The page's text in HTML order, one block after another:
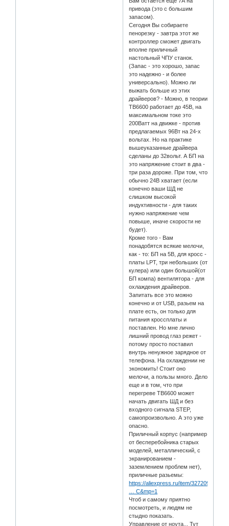
привода (это с большим
запасом).
Сегодня Вы собираете
пенорезку - завтра этот же
контроллер сможет двигать
вполне приличный
настольный ЧПУ станок.
(Запас - это хорошо, запас
это надежно - и более
универсально). Можно ли
выжать больше из этих
драйверов? - Можно, в теории
TB6600 работает до 45В, на
максимальном токе это
200Ватт на движке - против
предлагаемых 96Вт на 24-х
вольтах. Но на практике
вышеуказанные драйвера
сделаны до 32вольт. А БП на
это напряжение стоит в два -
три раза дороже. При том, что
обычно 24В хватает (если
конечно ваши ШД не
слишком высокой
индуктивности - для таких
нужно напряжение чем
повыше, иначе скорости не
будет).
Кроме того - Вам
понадобятся всякие мелочи,
как - то: БП на 5В, для кросс -
платы LPT, три небольших (от
кулера) или один большой(от
БП компа) вентилятора - для
охлаждения драйверов.
Запитать все это можно
конечно и от USB, разьем на
плате есть, он только для
питания кроссплаты и
поставлен. Но мне лично
лишний провод глаз режет -
потому просто поставил
внутрь ненужное зарядное от
телефона. На охлаждении не
экономить! Стоит оно
мелочи, а пользы много. Дело
еще и в том, что при
перегреве ТВ6600 может
начать двигать ШД и без
входного сигнала STEP,
самопроизвольно. А это уже
опасно.
Приличный корпус (например
от бесперебойника старых
моделей, металлический, с
экранированием -
заземлением проблем нет),
приличные разьемы:
https://aliexpress.ru/item/32720906374.
… C&mp=1
Чтоб и самому приятно
посмотреть, и людям не
стыдно показать.
Управление от ноута... Тут